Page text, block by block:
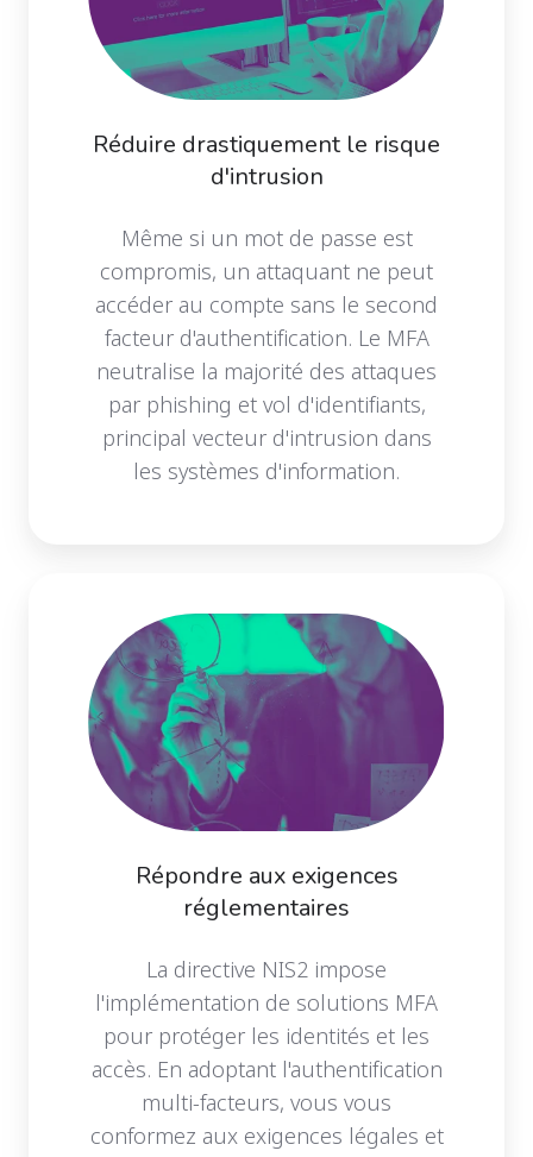
Réduire drastiquement le risque
d'intrusion
Même si un mot de passe est
compromis, un attaquant ne peut
accéder au compte sans le second
facteur d'authentification. Le MFA
neutralise la majorité des attaques
par phishing et vol d'identifiants,
principal vecteur d'intrusion dans
les systèmes d'information.
Répondre aux exigences
réglementaires
La directive NIS2 impose
l'implémentation de solutions MFA
pour protéger les identités et les
accès. En adoptant l'authentification
multi-facteurs, vous vous
conformez aux exigences légales et